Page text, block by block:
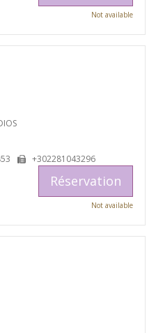
Not available
+302281043296
Réservation
Not available